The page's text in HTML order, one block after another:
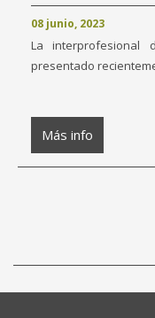
08 junio, 2023
La interprofesional
presentado
Más info